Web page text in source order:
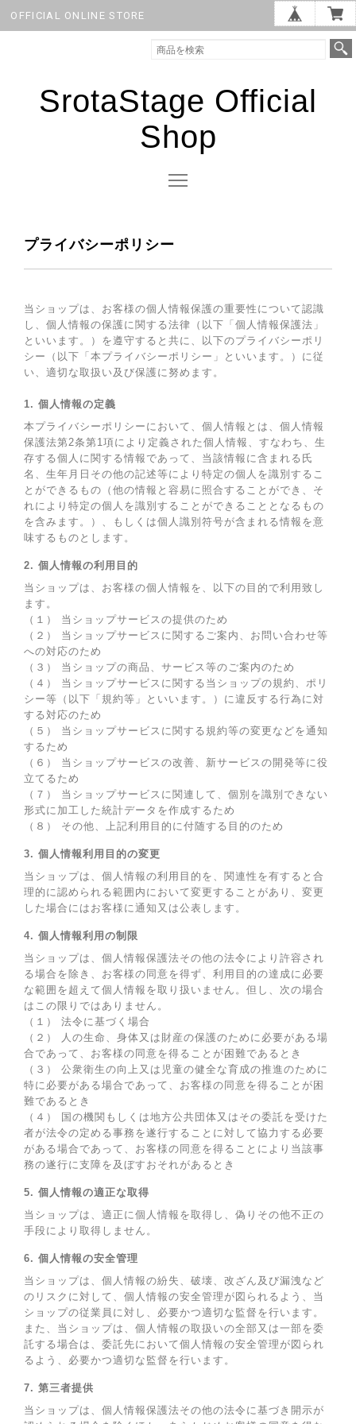
OFFICIAL ONLINE STORE
SrotaStage Official
Shop
プライバシーポリシー
当ショップは、お客様の個人情報保護の重要性について認識
し、個人情報の保護に関する法律（以下「個人情報保護法」
といいます。）を遵守すると共に、以下のプライバシーポリ
シー（以下「本プライバシーポリシー」といいます。）に従
い、適切な取扱い及び保護に努めます。
1. 個人情報の定義
本プライバシーポリシーにおいて、個人情報とは、個人情報
保護法第2条第1項により定義された個人情報、すなわち、生
存する個人に関する情報であって、当該情報に含まれる氏
名、生年月日その他の記述等により特定の個人を識別するこ
とができるもの（他の情報と容易に照合することができ、そ
れにより特定の個人を識別することができることとなるもの
を含みます。）、もしくは個人識別符号が含まれる情報を意
味するものとします。
2. 個人情報の利用目的
当ショップは、お客様の個人情報を、以下の目的で利用致し
ます。
（１） 当ショップサービスの提供のため
（２） 当ショップサービスに関するご案内、お問い合わせ等
への対応のため
（３） 当ショップの商品、サービス等のご案内のため
（４） 当ショップサービスに関する当ショップの規約、ポリ
シー等（以下「規約等」といいます。）に違反する行為に対
する対応のため
（５） 当ショップサービスに関する規約等の変更などを通知
するため
（６） 当ショップサービスの改善、新サービスの開発等に役
立てるため
（７） 当ショップサービスに関連して、個別を識別できない
形式に加工した統計データを作成するため
（８） その他、上記利用目的に付随する目的のため
3. 個人情報利用目的の変更
当ショップは、個人情報の利用目的を、関連性を有すると合
理的に認められる範囲内において変更することがあり、変更
した場合にはお客様に通知又は公表します。
4. 個人情報利用の制限
当ショップは、個人情報保護法その他の法令により許容され
る場合を除き、お客様の同意を得ず、利用目的の達成に必要
な範囲を超えて個人情報を取り扱いません。但し、次の場合
はこの限りではありません。
（１） 法令に基づく場合
（２） 人の生命、身体又は財産の保護のために必要がある場
合であって、お客様の同意を得ることが困難であるとき
（３） 公衆衛生の向上又は児童の健全な育成の推進のために
特に必要がある場合であって、お客様の同意を得ることが困
難であるとき
（４） 国の機関もしくは地方公共団体又はその委託を受けた
者が法令の定める事務を遂行することに対して協力する必要
がある場合であって、お客様の同意を得ることにより当該事
務の遂行に支障を及ぼすおそれがあるとき
5. 個人情報の適正な取得
当ショップは、適正に個人情報を取得し、偽りその他不正の
手段により取得しません。
6. 個人情報の安全管理
当ショップは、個人情報の紛失、破壊、改ざん及び漏洩など
のリスクに対して、個人情報の安全管理が図られるよう、当
ショップの従業員に対し、必要かつ適切な監督を行います。
また、当ショップは、個人情報の取扱いの全部又は一部を委
託する場合は、委託先において個人情報の安全管理が図られ
るよう、必要かつ適切な監督を行います。
7. 第三者提供
当ショップは、個人情報保護法その他の法令に基づき開示が